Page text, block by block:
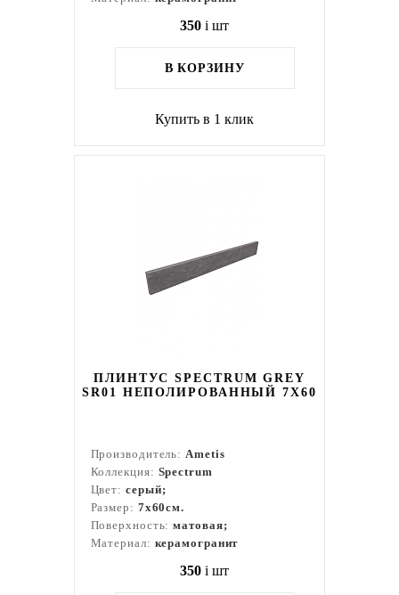
350 i шт
В КОРЗИНУ
Купить в 1 клик
ПЛИНТУС SPECTRUM GREY
SR01 НЕПОЛИРОВАННЫЙ 7X60
Производитель:Ametis
Коллекция: Spectrum
Цвет: серый;
Размер: 7x60см.
Поверхность:матовая;
Материал: керамогранит
350 i шт